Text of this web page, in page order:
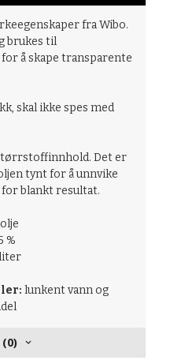
fra Wibo.
brukes til
å skape transparente
skal ikke spes med
Det er
tynt for å unnvike
blankt resultat.
%
lunkent vann og